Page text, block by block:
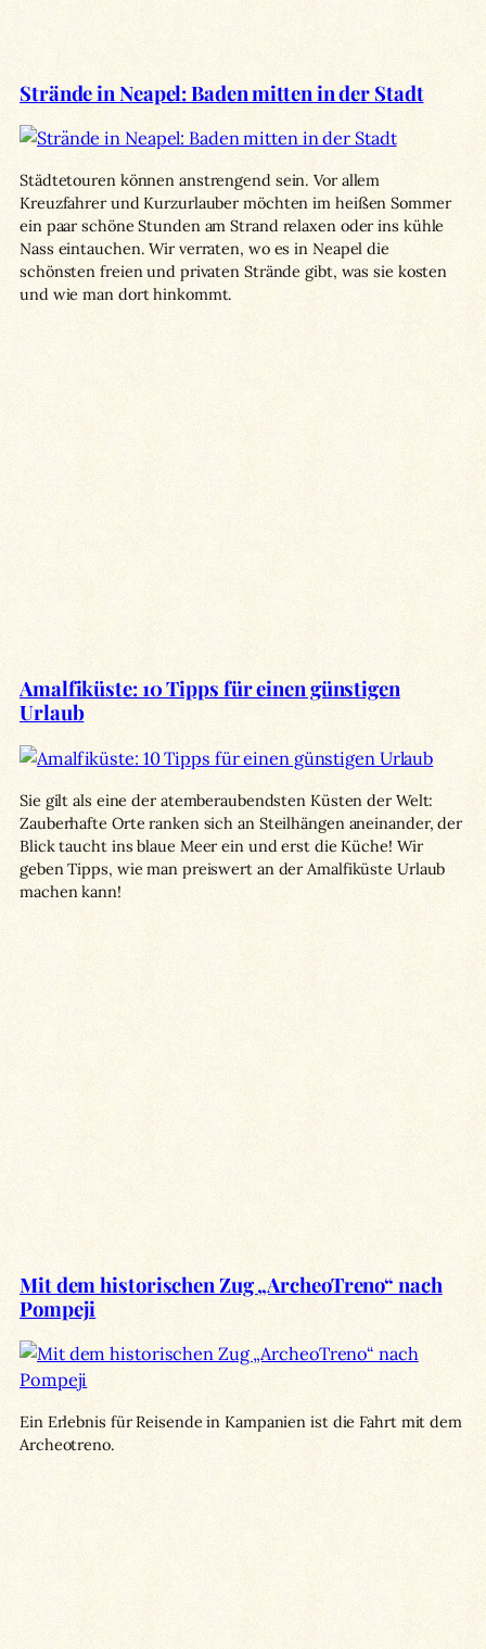
Strände in Neapel: Baden mitten in der Stadt
Städtetouren können anstrengend sein. Vor allem
Kreuzfahrer und Kurzurlauber möchten im heißen Sommer
ein paar schöne Stunden am Strand relaxen oder ins kühle
Nass eintauchen. Wir verraten, wo es in Neapel die
schönsten freien und privaten Strände gibt, was sie kosten
und wie man dort hinkommt.
Amalfiküste: 10 Tipps für einen günstigen
Urlaub
Sie gilt als eine der atemberaubendsten Küsten der Welt:
Zauberhafte Orte ranken sich an Steilhängen aneinander, der
Blick taucht ins blaue Meer ein und erst die Küche! Wir
geben Tipps, wie man preiswert an der Amalfiküste Urlaub
machen kann!
Mit dem historischen Zug „ArcheoTreno“ nach
Pompeji
Ein Erlebnis für Reisende in Kampanien ist die Fahrt mit dem
Archeotreno.